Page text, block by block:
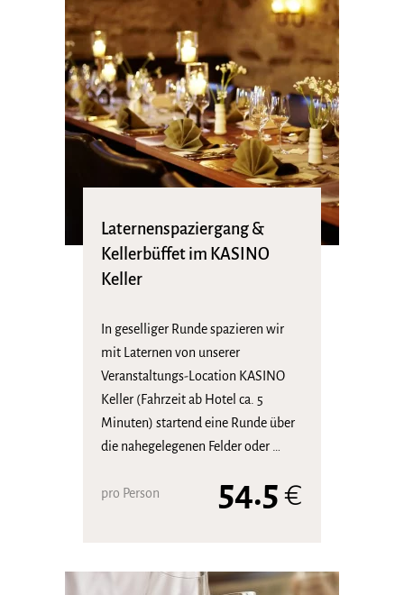
Laternenspaziergang &
Kellerbüffet im KASINO
Keller
In geselliger Runde spazieren wir
mit Laternen von unserer
Veranstaltungs-Location KASINO
Keller (Fahrzeit ab Hotel ca. 5
Minuten) startend eine Runde über
die nahegelegenen Felder oder …
pro Person 54.5€